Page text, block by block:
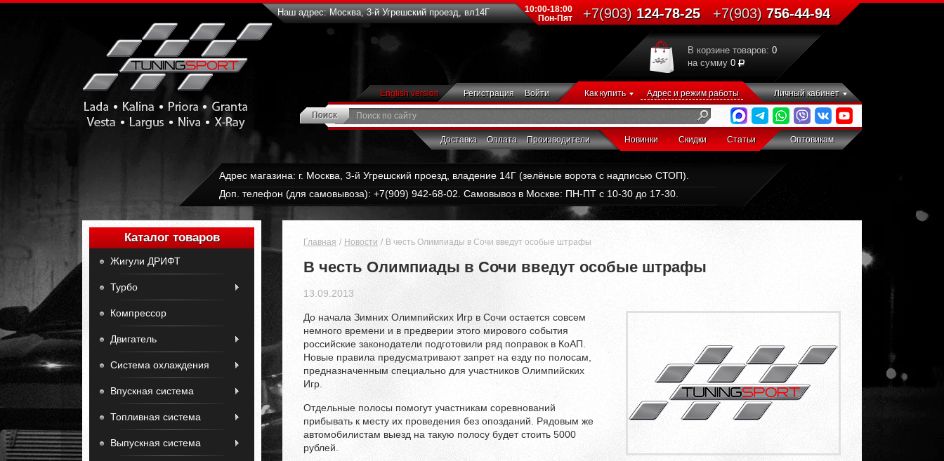
Наш адрес: Москва, 3-й Угрешский проезд, вл14Г
10:00-18:00
Пон-Пят
+7(903)124-78-25 +7(903)756-44-94
В корзине товаров: 0
на сумму 0
English version Регистрация Войти Как купить Адрес и режим работы Личный кабинет
Доставка Оплата Производители Новинки Скидки Статьи Оптовикам
Адрес магазина: г. Москва, 3-й Угрешский проезд, владение 14Г (зелёные ворота с надписью СТОП).
Доп. телефон (для самовывоза): +7(909) 942-68-02. Самовывоз в Москве: ПН-ПТ с 10-30 до 17-30.
Каталог товаров
Жигули ДРИФТ
Турбо
Компрессор
Двигатель
Система охлаждения
Впускная система
Топливная система
Выпускная система
Главная Новости В честь Олимпиады в Сочи введут особые штрафы
В честь Олимпиады в Сочи введут особые штрафы
13.09.2013
До начала Зимних Олимпийских Игр в Сочи остается совсем
немного времени и в предверии этого мирового события
российские законодатели подготовили ряд поправок в КоАП.
Новые правила предусматривают запрет на езду по полосам,
предназначенным специально для участников Олимпийских
Игр.
Отдельные полосы помогут участникам соревнований
прибывать к месту их проведения без опозданий. Рядовым же
автомобилистам выезд на такую полосу будет стоить 5000
рублей.